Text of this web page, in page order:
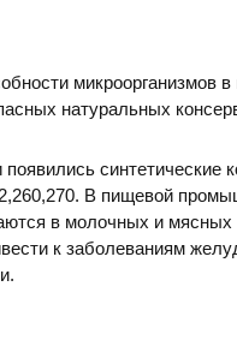
микроорганизмов
натуральных
синтетические
В пищевой
в молочных и мясных
к заболеваниям